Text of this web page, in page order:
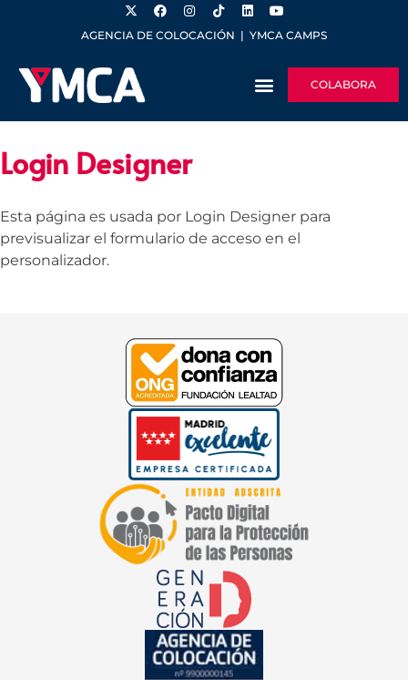
AGENCIA DE COLOCACIÓN | YMCA CAMPS
COLABORA
Login Designer
Esta página es usada por Login Designer para
previsualizar el formulario de acceso en el
personalizador.